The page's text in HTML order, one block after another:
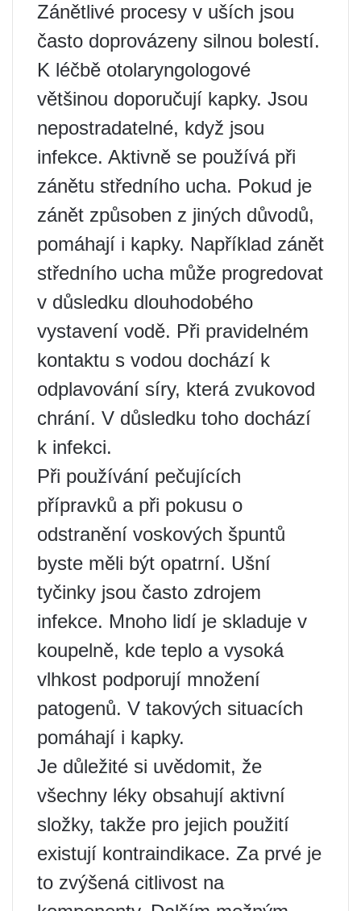
Zánětlivé procesy v uších jsou
často doprovázeny silnou bolestí.
K léčbě otolaryngologové
většinou doporučují kapky. Jsou
nepostradatelné, když jsou
infekce. Aktivně se používá při
zánětu středního ucha. Pokud je
zánět způsoben z jiných důvodů,
pomáhají i kapky. Například zánět
středního ucha může progredovat
v důsledku dlouhodobého
vystavení vodě. Při pravidelném
kontaktu s vodou dochází k
odplavování síry, která zvukovod
chrání. V důsledku toho dochází
k infekci.
Při používání pečujících
přípravků a při pokusu o
odstranění voskových špuntů
byste měli být opatrní. Ušní
tyčinky jsou často zdrojem
infekce. Mnoho lidí je skladuje v
koupelně, kde teplo a vysoká
vlhkost podporují množení
patogenů. V takových situacích
pomáhají i kapky.
Je důležité si uvědomit, že
všechny léky obsahují aktivní
složky, takže pro jejich použití
existují kontraindikace. Za prvé je
to zvýšená citlivost na